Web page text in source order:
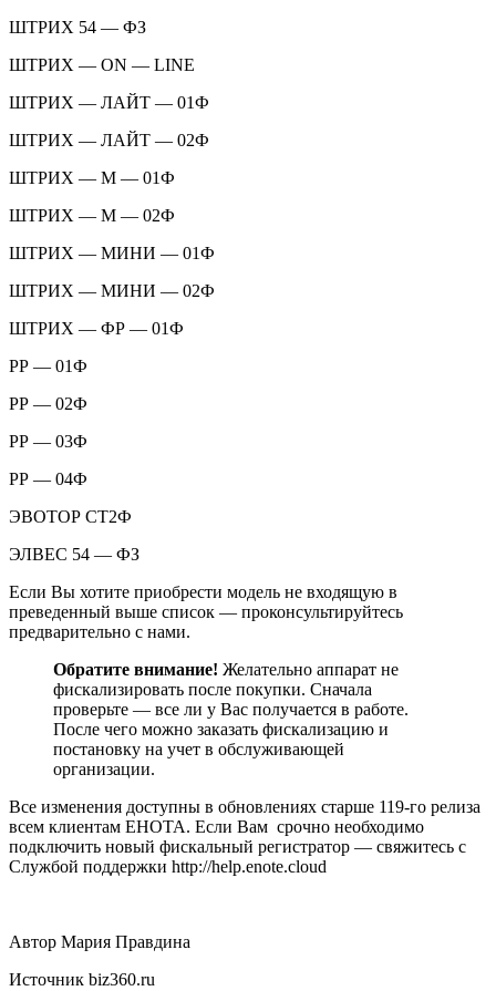
ШТРИХ 54 — ФЗ
ШТРИХ — ON — LINE
ШТРИХ — ЛАЙТ — 01Ф
ШТРИХ — ЛАЙТ — 02Ф
ШТРИХ — М — 01Ф
ШТРИХ — М — 02Ф
ШТРИХ — МИНИ — 01Ф
ШТРИХ — МИНИ — 02Ф
ШТРИХ — ФР — 01Ф
РР — 01Ф
РР — 02Ф
РР — 03Ф
РР — 04Ф
ЭВОТОР СТ2Ф
ЭЛВЕС 54 — ФЗ
Если Вы хотите приобрести модель не входящую в
преведенный выше список — проконсультируйтесь
предварительно с нами.
Обратите внимание! Желательно аппарат не
фискализировать после покупки. Сначала
проверьте — все ли у Вас получается в работе.
После чего можно заказать фискализацию и
постановку на учет в обслуживающей
организации.
Все изменения доступны в обновлениях старше 119-го релиза
всем клиентам ЕНОТА. Если Вам срочно необходимо
подключить новый фискальный регистратор — свяжитесь с
Службой поддержки http://help.enote.cloud
Автор Мария Правдина
Источник biz360.ru